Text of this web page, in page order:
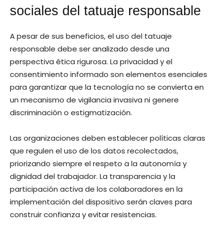
sociales del tatuaje responsable
A pesar de sus beneficios, el uso del tatuaje
responsable debe ser analizado desde una
perspectiva ética rigurosa. La privacidad y el
consentimiento informado son elementos esenciales
para garantizar que la tecnología no se convierta en
un mecanismo de vigilancia invasiva ni genere
discriminación o estigmatización.
Las organizaciones deben establecer políticas claras
que regulen el uso de los datos recolectados,
priorizando siempre el respeto a la autonomía y
dignidad del trabajador. La transparencia y la
participación activa de los colaboradores en la
implementación del dispositivo serán claves para
construir confianza y evitar resistencias.